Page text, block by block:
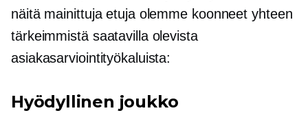
näitä mainittuja etuja olemme koonneet yhteen
tärkeimmistä saatavilla olevista
asiakasarviointityökaluista:
Hyödyllinen joukko